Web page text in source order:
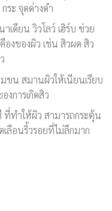
ระ จุดด่างดำ
เดียน วิวโลว์ เฮิร์บ ช่วย
องของผิว เช่น สิวผด สิว
ขน สมานผิวให้เนียนเรียบ
การเกิดสิว
ที่ทำให้ผิว สามารถกระตุ้น
ลือนริ้วรอยที่ไม่ลึกมาก